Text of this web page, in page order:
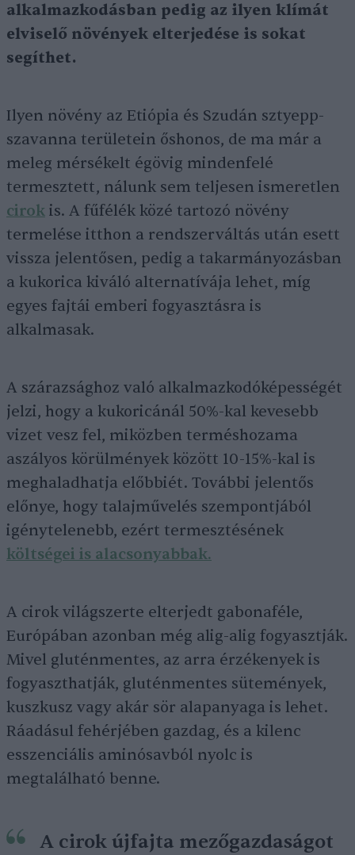
alkalmazkodásban pedig az ilyen klímát
elviselő növények elterjedése is sokat
segíthet.
Ilyen növény az Etiópia és Szudán sztyepp-
szavanna területein őshonos, de ma már a
meleg mérsékelt égövig mindenfelé
termesztett, nálunk sem teljesen ismeretlen
cirok is. A fűfélék közé tartozó növény
termelése itthon a rendszerváltás után esett
vissza jelentősen, pedig a takarmányozásban
a kukorica kiváló alternatívája lehet, míg
egyes fajtái emberi fogyasztásra is
alkalmasak.
A szárazsághoz való alkalmazkodóképességét
jelzi, hogy a kukoricánál 50%-kal kevesebb
vizet vesz fel, miközben terméshozama
aszályos körülmények között 10-15%-kal is
meghaladhatja előbbiét. További jelentős
előnye, hogy talajművelés szempontjából
igénytelenebb, ezért termesztésének
költségei is alacsonyabbak.
A cirok világszerte elterjedt gabonaféle,
Európában azonban még alig-alig fogyasztják.
Mivel gluténmentes, az arra érzékenyek is
fogyaszthatják, gluténmentes sütemények,
kuszkusz vagy akár sör alapanyaga is lehet.
Ráadásul fehérjében gazdag, és a kilenc
esszenciális aminósavból nyolc is
megtalálható benne.
A cirok újfajta mezőgazdaságot